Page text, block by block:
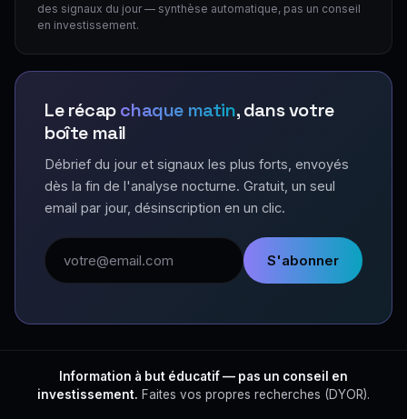
des signaux du jour — synthèse automatique, pas un conseil
en investissement.
Le récapchaque matin, dans votre
boîte mail
Débrief du jour et signaux les plus forts, envoyés
dès la fin de l'analyse nocturne. Gratuit, un seul
email par jour, désinscription en un clic.
Adresse email
S'abonner
Information à but éducatif — pas un conseil en
investissement. Faites vos propres recherches (DYOR).